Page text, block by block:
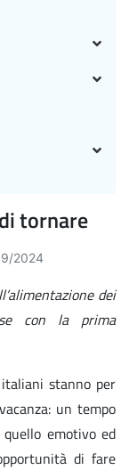
tornare
2024
dei
con la prima
stanno per
un tempo
emotivo ed
di fare